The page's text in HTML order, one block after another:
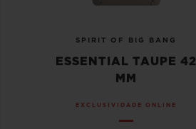
SPIRIT OF BIG BANG
ESSENTIAL TAUPE 42
MM
EXCLUSIVIDADE ONLINE